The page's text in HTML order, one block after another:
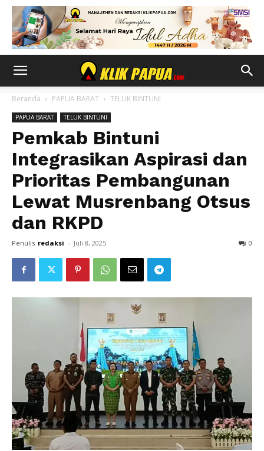
Beranda PAPUA BARAT TELUK BINTUNI
PAPUA BARAT TELUK BINTUNI
Pemkab Bintuni
Integrasikan Aspirasi dan
Prioritas Pembangunan
Lewat Musrenbang Otsus
dan RKPD
Penulis redaksi - Juli 8, 2025 0